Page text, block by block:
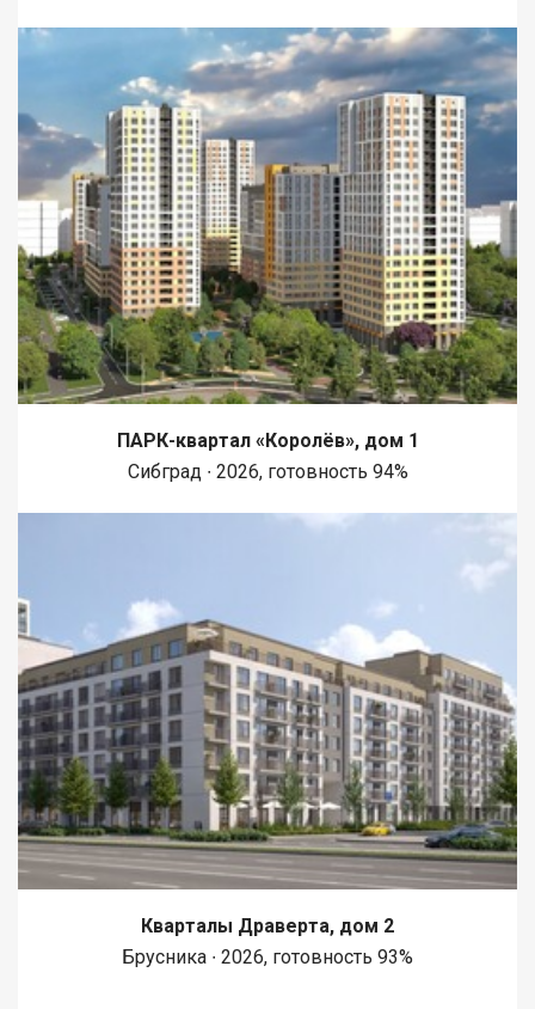
ПАРК-квартал «Королёв», дом 1
Сибград ∙ 2026, готовность 94%
Кварталы Драверта, дом 2
Брусника ∙ 2026, готовность 93%